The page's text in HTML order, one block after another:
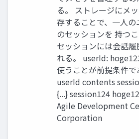
る。 ストレージにメ
存することで、一人
のセッションを 持つ
セッションには会話
れる。 userId:
使うことが前提条件
userId contents
{...} session124
Agile Development
Corporation